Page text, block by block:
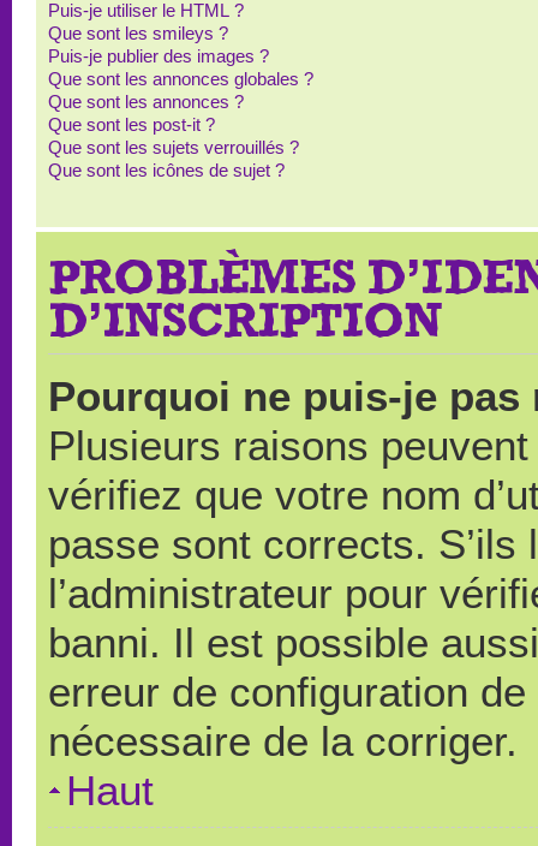
Puis-je utiliser le HTML ?
Que sont les smileys ?
Puis-je publier des images ?
Que sont les annonces globales ?
Que sont les annonces ?
Que sont les post-it ?
Que sont les sujets verrouillés ?
Que sont les icônes de sujet ?
PROBLÈMES
D’INSCRIPTION
Pourquoi ne puis-je pas
Plusieurs raisons
vérifiez que votre nom
passe sont corrects.
l’administrateur pour
banni. Il est possible
erreur de configuration
nécessaire de la corriger.
Haut